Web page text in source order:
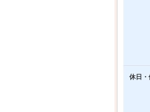
休日・